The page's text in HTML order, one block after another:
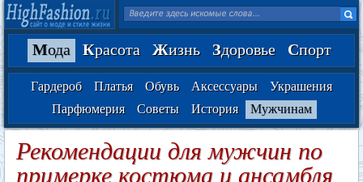
Мода Красота Жизнь Здоровье Спорт
Гардероб Платья Обувь Аксессуары
Украшения
Парфюмерия
Советы История Мужчинам
Рекомендации для мужчин по
примерке костюма и ансамбля